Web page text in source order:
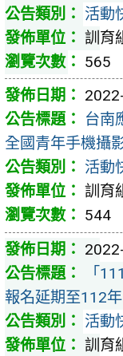
活動
訓育
565
台南
全國青年手機攝
活動
訓育
544
「
報名延期至112
活動
訓育